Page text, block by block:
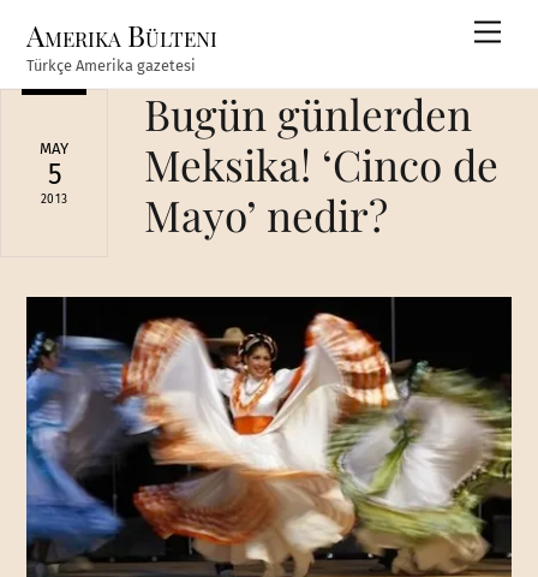
content
Amerika Bülteni
Türkçe Amerika gazetesi
MAY
5
2013
Bugün günlerden
Meksika! ‘Cinco de
Mayo’ nedir?